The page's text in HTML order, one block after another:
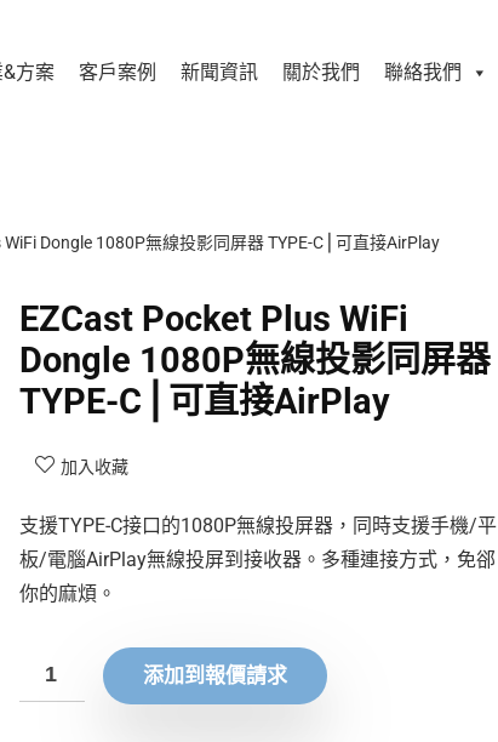
方案 客戶案例 新聞資訊 關於我們 聯絡我們
Dongle 1080P無線投影同屏器 TYPE-C ⎜可直接AirPlay
EZCast Pocket Plus WiFi
Dongle 1080P無線投影同屏器
TYPE-C ⎜可直接AirPlay
加入收藏
支援TYPE-C接口的1080P無線投屏器，同時支援手機/平
板/電腦AirPlay無線投屏到接收器。多種連接方式，免郤
你的麻煩。
添加到報價請求